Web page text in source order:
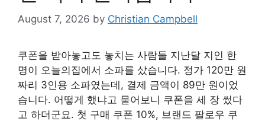
August 7, 2026 by Christian Campbell
쿠폰을 받아놓고도 놓치는 사람들 지난달 지인 한
명이 오늘의집에서 소파를 샀습니다. 정가 120만 원
짜리 3인용 소파였는데, 결제 금액이 89만 원이었
습니다. 어떻게 했냐고 물어보니 쿠폰을 세 장 썼다
고 하더군요. 첫 구매 쿠폰 10%, 브랜드 팔로우 쿠